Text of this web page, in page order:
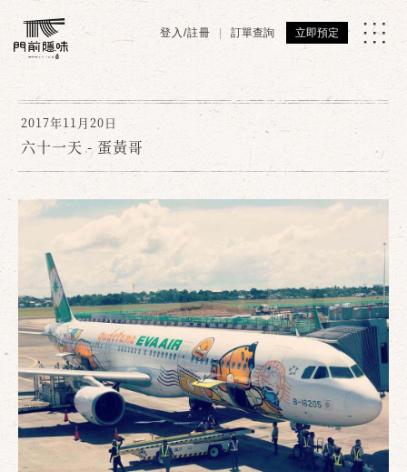
登入/註冊 訂單查詢 立即預定
2017年11月20日
六十一天 - 蛋黃哥